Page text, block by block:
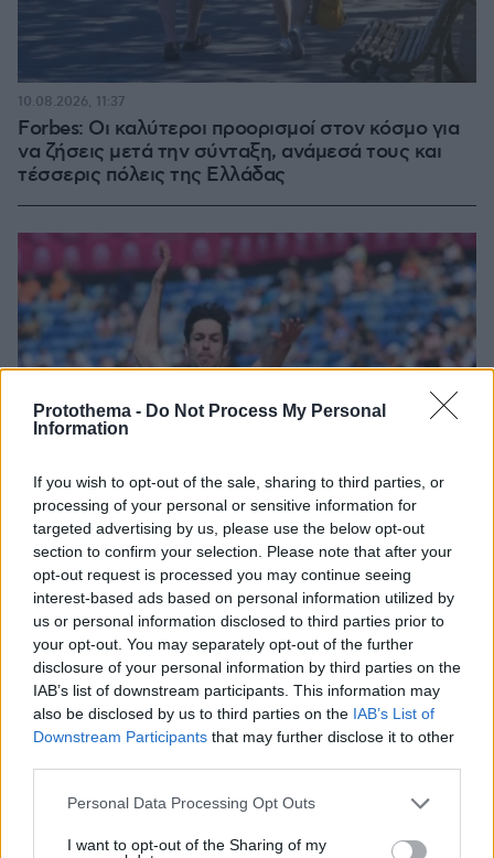
Protothema - Do Not Process My Personal
Information
If you wish to opt-out of the sale, sharing to third parties, or
processing of your personal or sensitive information for
targeted advertising by us, please use the below opt-out
section to confirm your selection. Please note that after your
opt-out request is processed you may continue seeing
interest-based ads based on personal information utilized by
us or personal information disclosed to third parties prior to
your opt-out. You may separately opt-out of the further
disclosure of your personal information by third parties on the
IAB’s list of downstream participants. This information may
also be disclosed by us to third parties on the IAB’s List of
Downstream Participants that may further disclose it to other
Please note that this website/app uses one or more Google
not limited to your visit or usage behaviour. You may click to
Personal Data Processing Opt Outs
I want to opt-out of the Sharing of my
Forbes: Οι καλύτεροι προορισμοί στον κόσμο για
να ζήσεις μετά την σύνταξη, ανάμεσά τους και
τέσσερις πόλεις της Ελλάδας
10.08.2026, 11:37
Ευρωπαϊκό Πρωτάθλημα Στίβου: Στον τελικό του
10.08.2026, 14:09